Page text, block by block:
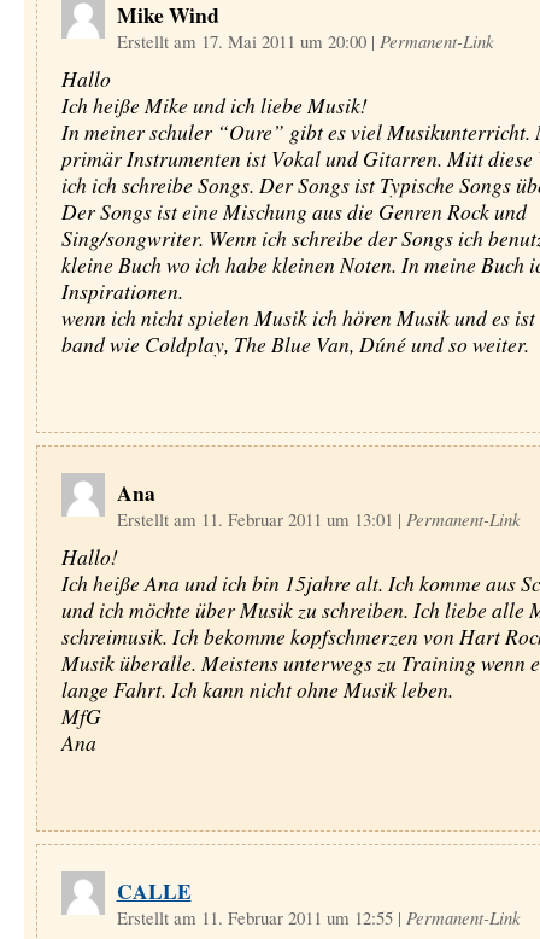
Mike Wind
Erstellt am 17. Mai 2011 um 20:00 | Permanent-Link
Hallo
Ich heiße Mike und ich liebe Musik!
In meiner schuler “Oure” gibt es viel Musikunterricht.
primär Instrumenten ist Vokal und Gitarren. Mitt diese
ich ich schreibe Songs. Der Songs ist Typische Songs
Der Songs ist eine Mischung aus die Genren Rock und
Sing/songwriter. Wenn ich schreibe der Songs ich
kleine Buch wo ich habe kleinen Noten. In meine Buch
Inspirationen.
wenn ich nicht spielen Musik ich hören Musik und es
band wie Coldplay, The Blue Van, Dúné und so weiter.
Ana
Erstellt am 11. Februar 2011 um 13:01 | Permanent-Link
Hallo!
Ich heiße Ana und ich bin 15jahre alt. Ich komme aus
und ich möchte über Musik zu schreiben. Ich liebe alle
schreimusik. Ich bekomme kopfschmerzen von Hart
Musik überalle. Meistens unterwegs zu Training wenn
lange Fahrt. Ich kann nicht ohne Musik leben.
MfG
Ana
CALLE
Erstellt am 11. Februar 2011 um 12:55 | Permanent-Link